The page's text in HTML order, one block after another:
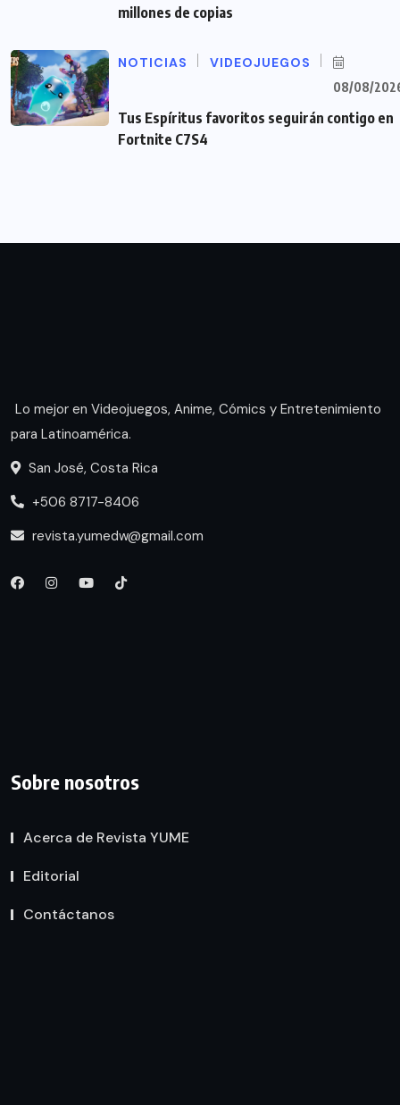
millones de copias
NOTICIAS VIDEOJUEGOS
08/08/
Tus Espíritus favoritos seguirán contigo en
Fortnite C7S4
Lo mejor en Videojuegos, Anime, Cómics y Entretenimiento
para Latinoamérica.
San José, Costa Rica
+506 8717-8406
revista.yumedw@gmail.com
Sobre nosotros
Acerca de Revista YUME
Editorial
Contáctanos